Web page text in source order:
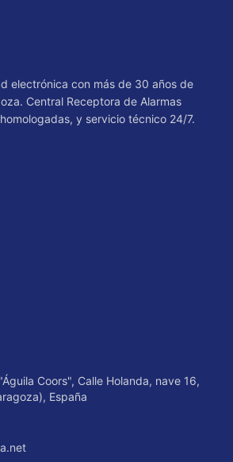
electrónica con más de 30 años de
Central Receptora de Alarmas
y servicio técnico 24/7.
Coors", Calle Holanda, nave 16,
España